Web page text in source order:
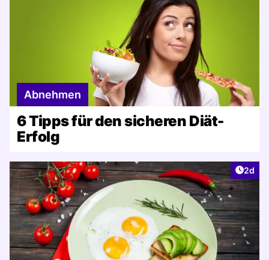
Abnehmen
6 Tipps für den sicheren Diät-
Erfolg
2d